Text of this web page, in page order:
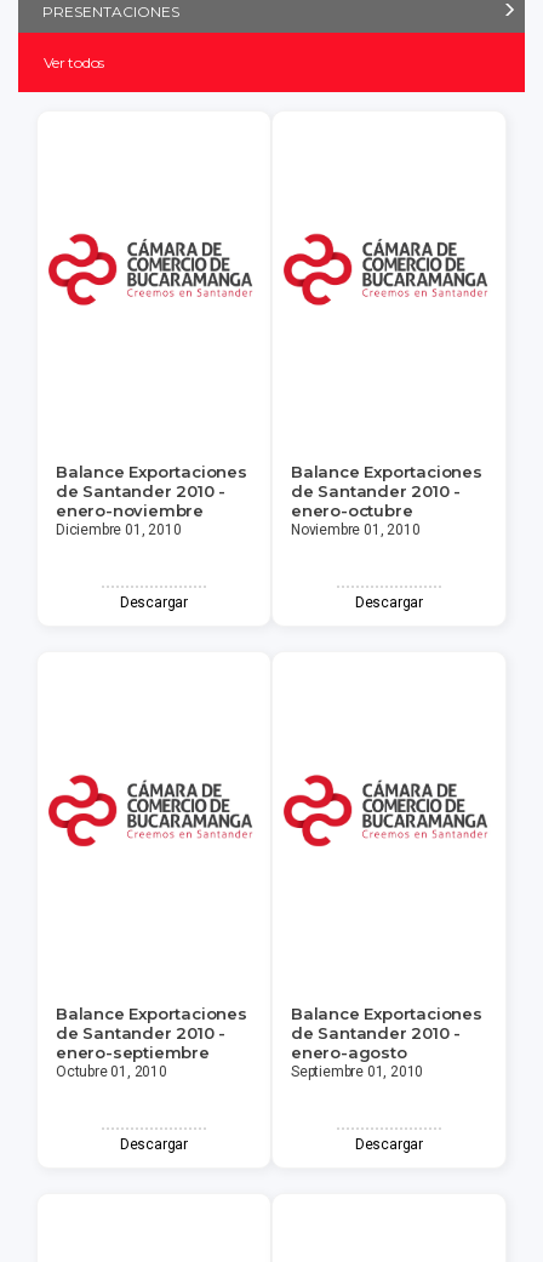
PRESENTACIONES
Ver todos
Balance Exportaciones
de Santander 2010 -
enero-noviembre
Diciembre 01, 2010
Descargar
Balance Exportaciones
de Santander 2010 -
enero-octubre
Noviembre 01, 2010
Descargar
Balance Exportaciones
de Santander 2010 -
enero-septiembre
Octubre 01, 2010
Descargar
Balance Exportaciones
de Santander 2010 -
enero-agosto
Septiembre 01, 2010
Descargar